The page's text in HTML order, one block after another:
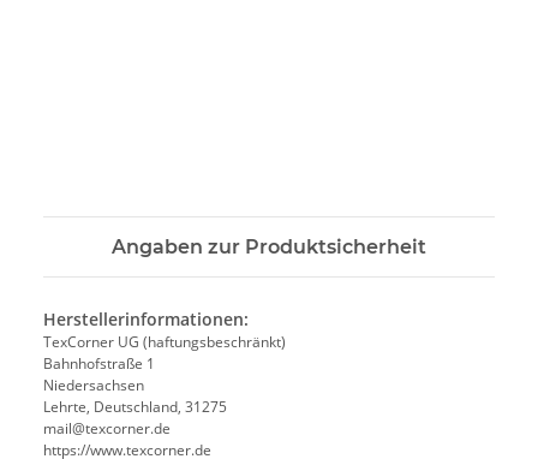
Angaben zur Produktsicherheit
Herstellerinformationen:
TexCorner UG (haftungsbeschränkt)
Bahnhofstraße 1
Niedersachsen
Lehrte, Deutschland, 31275
mail@texcorner.de
https://www.texcorner.de